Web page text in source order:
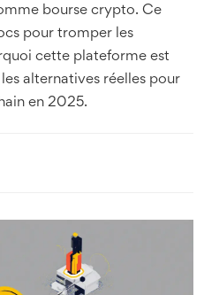
bourse crypto. Ce
pour tromper les
cette plateforme est
alternatives réelles pour
en 2025.